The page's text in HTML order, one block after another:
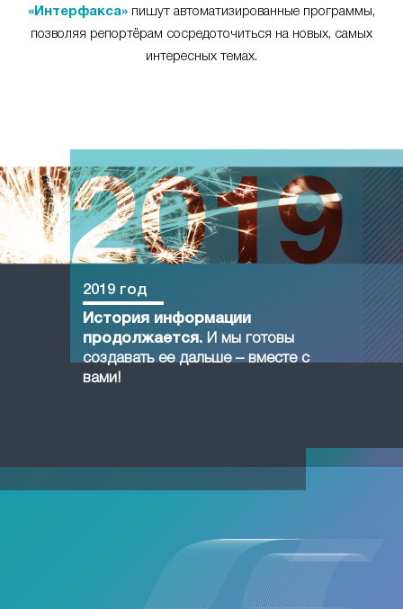
«Интерфакса» пишут автоматизированные программы,
позволяя репортёрам сосредоточиться на новых, самых
интересных темах.
2019 год
История информации
продолжается. И мы готовы
создавать ее дальше – вместе с
вами!